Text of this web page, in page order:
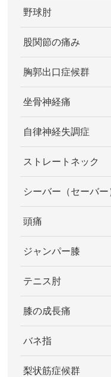
野球肘
股関節の痛み
胸郭出口症候群
坐骨神経痛
自律神経失調症
ストレートネック
シーバー（セーバー
頭痛
ジャンパー膝
テニス肘
膝の成長痛
バネ指
梨状筋症候群